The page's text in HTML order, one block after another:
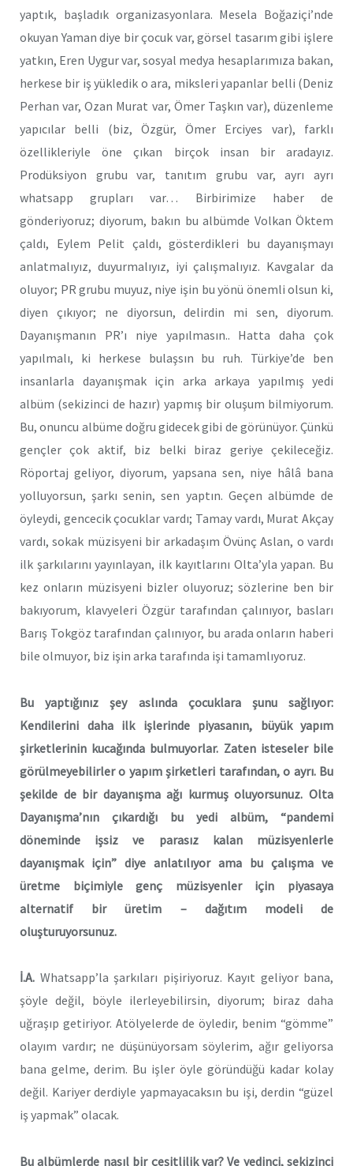
yaptık, başladık organizasyonlara. Mesela Boğaziçi’nde
okuyan Yaman diye bir çocuk var, görsel tasarım gibi işlere
yatkın, Eren Uygur var, sosyal medya hesaplarımıza bakan,
herkese bir iş yükledik o ara, miksleri yapanlar belli (Deniz
Perhan var, Ozan Murat var, Ömer Taşkın var), düzenleme
yapıcılar belli (biz, Özgür, Ömer Erciyes var), farklı
özellikleriyle öne çıkan birçok insan bir aradayız.
Prodüksiyon grubu var, tanıtım grubu var, ayrı ayrı
whatsapp grupları var… Birbirimize haber de
gönderiyoruz; diyorum, bakın bu albümde Volkan Öktem
çaldı, Eylem Pelit çaldı, gösterdikleri bu dayanışmayı
anlatmalıyız, duyurmalıyız, iyi çalışmalıyız. Kavgalar da
oluyor; PR grubu muyuz, niye işin bu yönü önemli olsun ki,
diyen çıkıyor; ne diyorsun, delirdin mi sen, diyorum.
Dayanışmanın PR’ı niye yapılmasın.. Hatta daha çok
yapılmalı, ki herkese bulaşsın bu ruh. Türkiye’de ben
insanlarla dayanışmak için arka arkaya yapılmış yedi
albüm (sekizinci de hazır) yapmış bir oluşum bilmiyorum.
Bu, onuncu albüme doğru gidecek gibi de görünüyor. Çünkü
gençler çok aktif, biz belki biraz geriye çekileceğiz.
Röportaj geliyor, diyorum, yapsana sen, niye hâlâ bana
yolluyorsun, şarkı senin, sen yaptın. Geçen albümde de
öyleydi, gencecik çocuklar vardı; Tamay vardı, Murat Akçay
vardı, sokak müzisyeni bir arkadaşım Övünç Aslan, o vardı
ilk şarkılarını yayınlayan, ilk kayıtlarını Olta’yla yapan. Bu
kez onların müzisyeni bizler oluyoruz; sözlerine ben bir
bakıyorum, klavyeleri Özgür tarafından çalınıyor, basları
Barış Tokgöz tarafından çalınıyor, bu arada onların haberi
bile olmuyor, biz işin arka tarafında işi tamamlıyoruz.
Bu yaptığınız şey aslında çocuklara şunu sağlıyor:
Kendilerini daha ilk işlerinde piyasanın, büyük yapım
şirketlerinin kucağında bulmuyorlar. Zaten isteseler bile
görülmeyebilirler o yapım şirketleri tarafından, o ayrı. Bu
şekilde de bir dayanışma ağı kurmuş oluyorsunuz. Olta
Dayanışma’nın çıkardığı bu yedi albüm, “pandemi
döneminde işsiz ve parasız kalan müzisyenlerle
dayanışmak için” diye anlatılıyor ama bu çalışma ve
üretme biçimiyle genç müzisyenler için piyasaya
alternatif bir üretim – dağıtım modeli de
oluşturuyorsunuz.
İ.A. Whatsapp’la şarkıları pişiriyoruz. Kayıt geliyor bana,
şöyle değil, böyle ilerleyebilirsin, diyorum; biraz daha
uğraşıp getiriyor. Atölyelerde de öyledir, benim “gömme”
olayım vardır; ne düşünüyorsam söylerim, ağır geliyorsa
bana gelme, derim. Bu işler öyle göründüğü kadar kolay
değil. Kariyer derdiyle yapmayacaksın bu işi, derdin “güzel
iş yapmak” olacak.
Bu albümlerde nasıl bir çeşitlilik var? Ve yedinci, sekizinci